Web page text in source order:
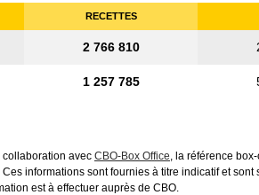
RECETTES
2 766 810
1 257 785
avec CBO-Box Office, la référence
informations sont fournies à titre indicatif et sont
est à effectuer auprès de CBO.